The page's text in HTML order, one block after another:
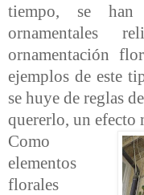
tiempo, se han
ornamentales
ornamentación
ejemplos de este
se huye de reglas
quererlo, un efecto
Como
elementos
florales